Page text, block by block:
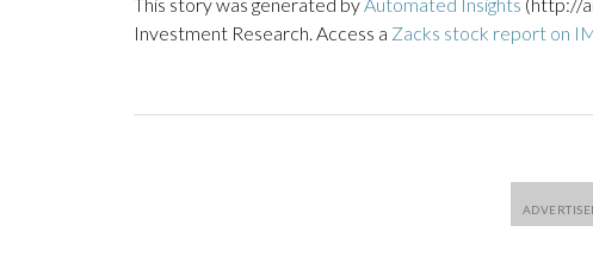
Investment Research. Access a Zacks stock report on